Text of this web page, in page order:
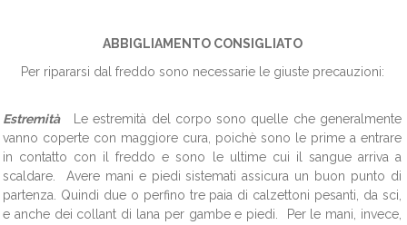
ABBIGLIAMENTO CONSIGLIATO
Per ripararsi dal freddo sono necessarie le giuste precauzioni:
Estremità
Le estremità del corpo sono quelle che generalmente
vanno coperte con maggiore cura, poichè sono le prime a entrare
in contatto con il freddo e sono le ultime cui il sangue arriva a
scaldare. Avere mani e piedi sistemati assicura un buon punto di
partenza. Quindi due o perfino tre paia di calzettoni pesanti, da sci,
e anche dei collant di lana per gambe e piedi. Per le mani, invece,